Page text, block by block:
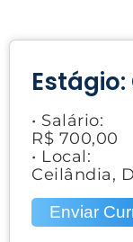
• Salário:
R$ 700,00
• Local:
Ceilândia,
Enviar